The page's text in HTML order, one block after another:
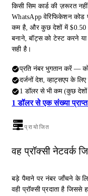
किसी सिम कार्ड की ज़रूरत
WhatsApp वेरिफिकेशन कोड
कम है, और कुछ देशों में $0.50
बनाने, बॉट्स को टेस्ट करने
सही है।
प्रति नंबर भुगतान करें —
दर्जनों देश, व्हाट्सएप के
1 डॉलर से भी कम (कुछ
1 डॉलर से एक संख्या
प्रायोजित
वह प्रॉक्सी नेटवर्क
बड़े पैमाने पर नंबर जाँचने के
वही प्रॉक्सी प्रदाता है